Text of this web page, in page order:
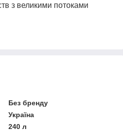
з великими потоками
Без бренду
Україна
240 л